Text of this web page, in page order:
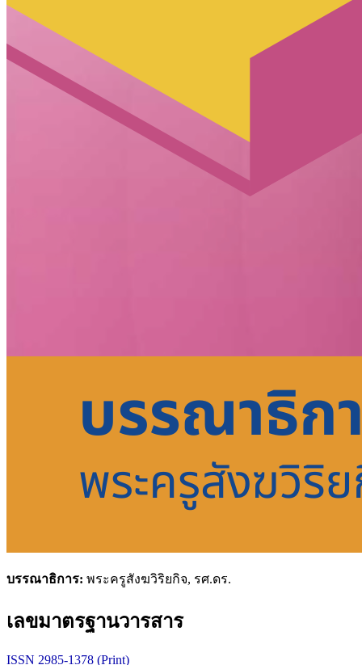
บรรณาธิการ: พระครูสังฆวิริยกิจ, รศ.ดร.
เลขมาตรฐานวารสาร
ISSN 2985-1378 (Print)